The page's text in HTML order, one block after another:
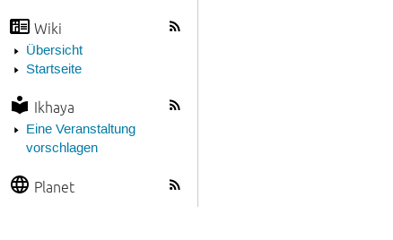
Wiki
Übersicht
Startseite
Ikhaya
Eine Veranstaltung
vorschlagen
Planet